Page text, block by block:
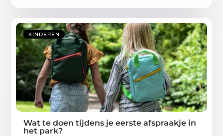
KINDEREN
Wat te doen tijdens je eerste afspraakje in
het park?